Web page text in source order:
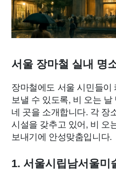
서울 장마철 실내 명
장마철에도 서울 시민들
보낼 수 있도록, 비 오는
네 곳을 소개합니다. 각 장
시설을 갖추고 있어, 비 오
보내기에 안성맞춤입니다.
1. 서울시립남서울미